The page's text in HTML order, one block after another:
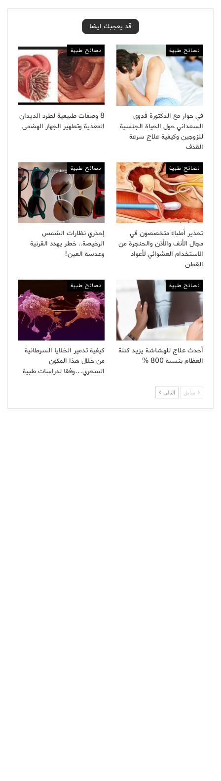
قد يعجبك ايضا
نصائح طبية
في حوار مع الدكتورة فدوى
السعداني حول الحياة الجنسية
للزوجين وكيفية علاج سرعة
القذف
نصائح طبية
8 وصفات طبيعية لطرد الديدان
المعدية وتطهير الجهاز الهضمى
نصائح طبية
تحذير أطباء متخصصون في
مجال الأنف والأذن والحنجرة من
الاستخدام العشوائي لأعواد
القطن
نصائح طبية
إحذري نظارات الشمس
الرخيصة.. خطر يهدد القرنية
وعدسة العين!
نصائح طبية
أحدث علاج للهشاشة يزيد كتلة
العظام بنسبة 800 %
نصائح طبية
كيفية تدمير الخلايا السرطانية
من خلال هذا المكون
السحري…وفقا لدراسات طبية
سابق التالى